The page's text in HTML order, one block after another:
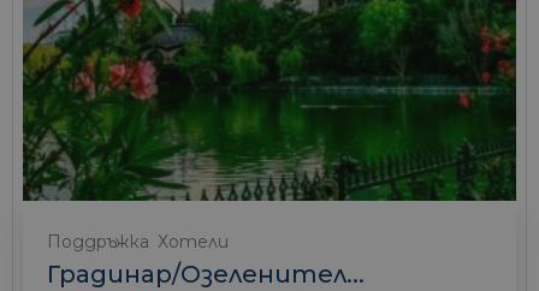
Поддръжка Хотели
Градинар/Озеленител...